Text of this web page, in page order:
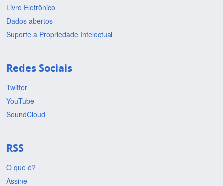
Livro Eletrônico
Dados abertos
Suporte a Propriedade Intelectual
Redes Sociais
Twitter
YouTube
SoundCloud
RSS
O que é?
Assine